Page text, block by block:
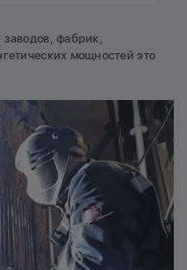
заводов, фабрик,
мощностей это